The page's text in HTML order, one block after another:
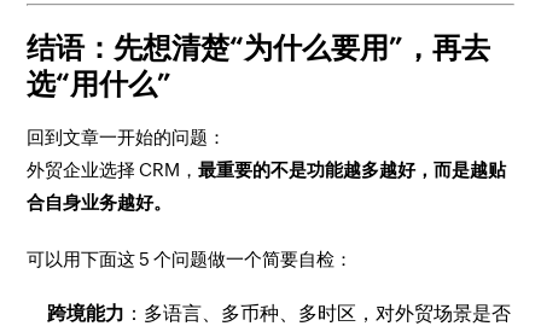
结语：先想清楚“为什么要用”，再去
选“用什么”
回到文章一开始的问题：
外贸企业选择 CRM，最重要的不是功能越多越好，而是越贴
合自身业务越好。
可以用下面这 5 个问题做一个简要自检：
跨境能力 ：多语言、多币种、多时区，对外贸场景是否